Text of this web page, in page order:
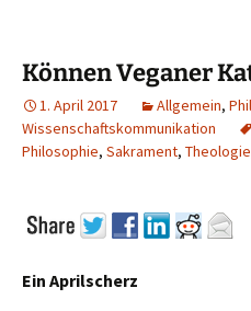
Können Veganer
1. April 2017 Allgemein,
Wissenschaftskommunikation
Philosophie, Sakrament, Theologie
Ein Aprilscherz